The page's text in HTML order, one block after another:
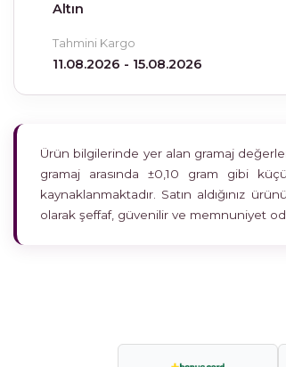
Altın
Tahmini Kargo
11.08.2026 - 15.08.2026
Ürün bilgilerinde yer alan gramaj
gramaj arasında ±0,10 gram gibi
kaynaklanmaktadır. Satın aldığınız
olarak şeffaf, güvenilir ve memnuniyet